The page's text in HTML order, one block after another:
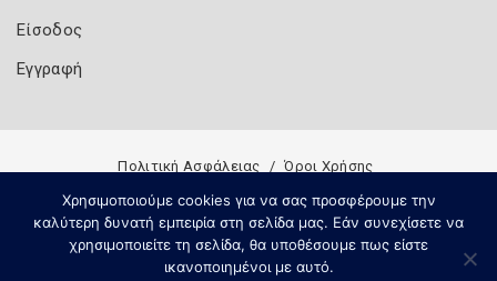
Είσοδος
Εγγραφή
Πολιτική Ασφάλειας Όροι Χρήσης
Χρησιμοποιούμε cookies για να σας προσφέρουμε την
καλύτερη δυνατή εμπειρία στη σελίδα μας. Εάν συνεχίσετε να
χρησιμοποιείτε τη σελίδα, θα υποθέσουμε πως είστε
ικανοποιημένοι με αυτό.
Copyright 2026 Knowledge A.E.